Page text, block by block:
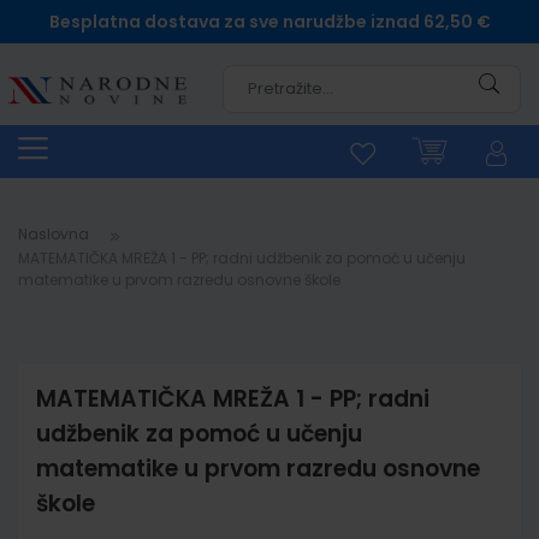
Besplatna dostava za sve narudžbe iznad 62,50 €
Naslovna
MATEMATIČKA MREŽA 1 - PP; radni
udžbenik za pomoć u učenju
matematike u prvom razredu osnovne
škole